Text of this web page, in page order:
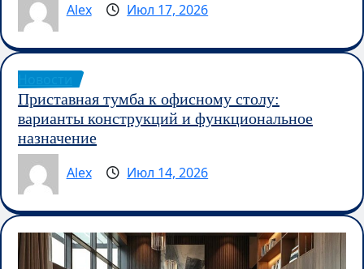
Alex
Июл 17, 2026
Приставная тумба к офисному столу:
варианты конструкций и функциональное
назначение
Alex
Июл 14, 2026